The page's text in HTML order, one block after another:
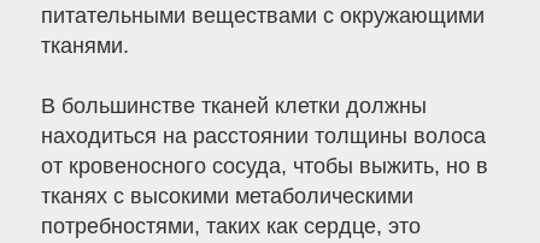
питательными веществами с окружающими
тканями.
В большинстве тканей клетки должны
находиться на расстоянии толщины волоса
от кровеносного сосуда, чтобы выжить, но в
тканях с высокими метаболическими
потребностями, таких как сердце, это